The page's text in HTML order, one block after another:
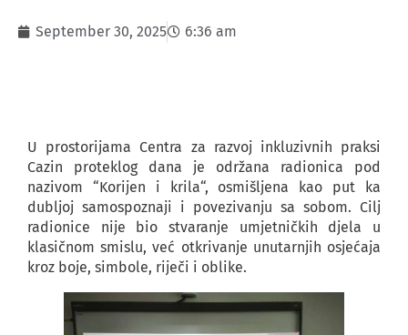
September 30, 2025 6:36 am
U prostorijama Centra za razvoj inkluzivnih praksi
Cazin proteklog dana je održana radionica pod
nazivom “Korijen i krila“, osmišljena kao put ka
dubljoj samospoznaji i povezivanju sa sobom. Cilj
radionice nije bio stvaranje umjetničkih djela u
klasičnom smislu, već otkrivanje unutarnjih osjećaja
kroz boje, simbole, riječi i oblike.